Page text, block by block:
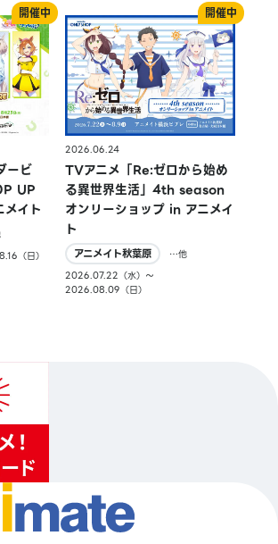
ービ
UP
イト
（日）
2026.06.24
TVアニメ「Re:ゼロから始め
る異世界生活」4th season
オンリーショップ in アニメイ
ト
アニメイト秋葉原
…他
2026.07.22（水）〜
2026.08.09（日）